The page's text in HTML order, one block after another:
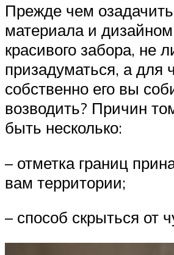
Прежде чем
материала и
красивого забора, не
призадуматься, а для
собственно его вы
возводить? Причин
быть несколько:
– отметка границ
вам территории;
– способ скрыться от